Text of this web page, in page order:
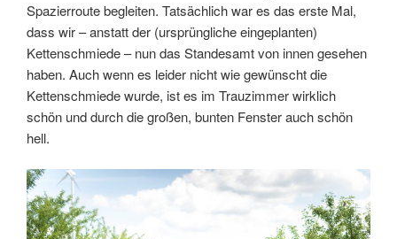
Spazierroute begleiten. Tatsächlich war es das erste Mal,
dass wir – anstatt der (ursprüngliche eingeplanten)
Kettenschmiede – nun das Standesamt von innen gesehen
haben. Auch wenn es leider nicht wie gewünscht die
Kettenschmiede wurde, ist es im Trauzimmer wirklich
schön und durch die großen, bunten Fenster auch schön
hell.